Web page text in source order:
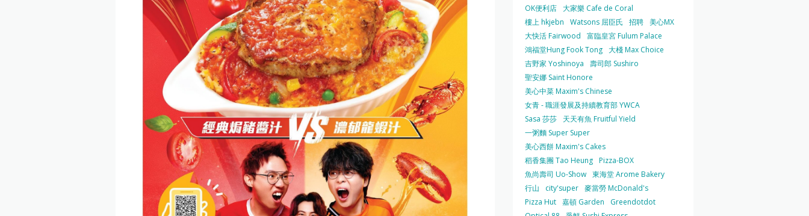
OK便利店 大家樂 Cafe de Coral
樓上 hkjebn
Watsons 屈臣氏 招聘 美心MX
大快活 Fairwood
富臨皇宮 Fulum Palace
鴻福堂Hung Fook Tong 大棧 Max Choice
吉野家 Yoshinoya
壽司郎 Sushiro
聖安娜 Saint Honore
美心中菜 Maxim's Chinese
女青 - 職涯發展及持續教育部 YWCA
Sasa 莎莎
天天有魚 Fruitful Yield
一粥麵 Super Super
美心西餅 Maxim's Cakes
稻香集團 Tao Heung Pizza-BOX
魚尚壽司 Uo-Show 東海堂 Arome Bakery
行山
city'super 麥當勞 McDonald's
Pizza Hut 嘉頓 Garden
Greendotdot